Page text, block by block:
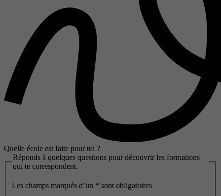
Quelle école est faite pour toi ?
Réponds à quelques questions pour découvrir les formations
qui te correspondent.
Les champs marqués d’un * sont obligatoires